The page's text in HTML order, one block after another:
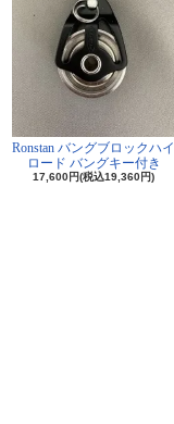
Ronstan バングブロックハイ
ロード バングキー付き
17,600円(税込19,360円)